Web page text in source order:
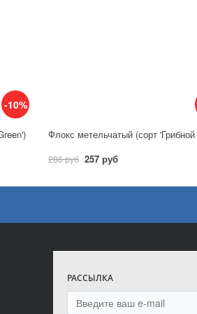
-10%
286 руб 257 руб
РАССЫЛКА